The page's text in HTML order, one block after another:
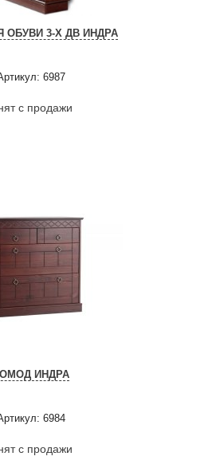
ОБУВИ 3-Х ДВ ИНДРА
6987
с продажи
ИНДРА
6984
с продажи